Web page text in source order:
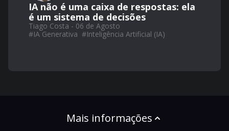
IA não é uma caixa de respostas: ela
é um sistema de decisões
Tiago Costa - 06 de Agosto
#IA Generativa #Inteligência Artificial (IA)
Mais informações